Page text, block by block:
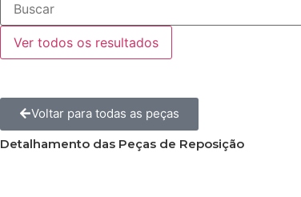
Ver todos os resultados
Voltar para todas as peças
Detalhamento das Peças de Reposição